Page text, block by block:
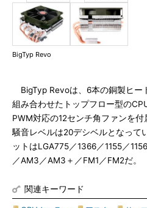
BigTyp Revo
BigTyp Revoは、6本の銅製ヒー
組み合わせたトップフロー型の
PWM対応の12センチ角ファンを付
騒音レベルは20デシベルとなって
ットはLGA775／1366／1155／
／AM3／AM3＋／FM1／FM2だ。
関連キーワード